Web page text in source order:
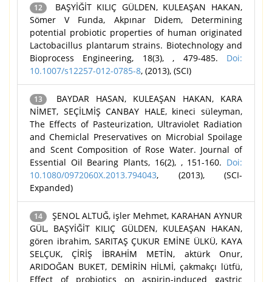
12
BAŞYİĞİT KILIÇ GÜLDEN, KULEAŞAN HAKAN,
Sömer V Funda, Akpınar Didem, Determining
potential probiotic properties of human originated
Lactobacillus plantarum strains. Biotechnology and
Bioprocess Engineering, 18(3), , 479-485. Doi:
10.1007/s12257-012-0785-8, (2013), (SCI)
13
BAYDAR HASAN, KULEAŞAN HAKAN, KARA
NİMET, SEÇİLMİŞ CANBAY HALE, kineci süleyman,
The Effects of Pasteurization, Ultraviolet Radiation
and Chemiclal Preservatives on Microbial Spoilage
and Scent Composition of Rose Water. Journal of
Essential Oil Bearing Plants, 16(2), , 151-160. Doi:
10.1080/0972060X.2013.794043, (2013), (SCI-
Expanded)
14
ŞENOL ALTUĞ, işler Mehmet, KARAHAN AYNUR
GÜL, BAŞYİĞİT KILIÇ GÜLDEN, KULEAŞAN HAKAN,
gören ibrahim, SARITAŞ ÇUKUR EMİNE ÜLKÜ, KAYA
SELÇUK, ÇİRİŞ İBRAHİM METİN, aktürk Onur,
ARIDOĞAN BUKET, DEMİRİN HİLMİ, çakmakçı lütfü,
Effect of probiotics on aspirin-induced gastric